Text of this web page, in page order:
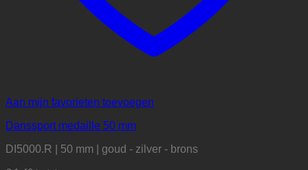
Aan mijn favorieten toevoegen
Danssport medaille 50 mm
DI5000.R | 50 mm | goud - zilver - brons